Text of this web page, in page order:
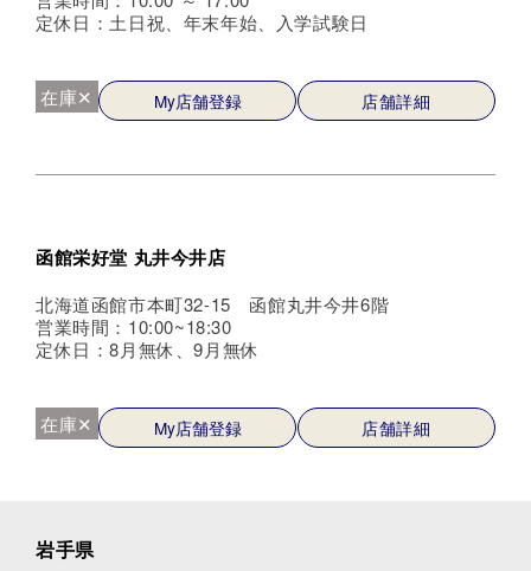
定休日：土日祝、年末年始、入学試験日
在庫✕ My店舗登録 店舗詳細
函館栄好堂 丸井今井店
北海道函館市本町32-15 函館丸井今井6階
営業時間：10:00~18:30
定休日：8月無休、9月無休
在庫✕ My店舗登録 店舗詳細
岩手県